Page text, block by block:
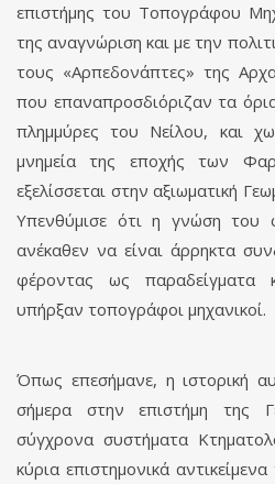
επιστήμης του Τοπογράφου
της αναγνώριση και με την
τους «Αρπεδονάπτες» της
που επαναπροσδιόριζαν τα
πλημμύρες του Νείλου, και
μνημεία της εποχής των
εξελίσσεται στην αξιωματική
Υπενθύμισε ότι η γνώση του
ανέκαθεν να είναι άρρηκτα
φέροντας ως παραδείγματα
υπήρξαν τοπογράφοι μηχανικοί.
Όπως επεσήμανε, η ιστορική
σήμερα στην επιστήμη της
σύγχρονα συστήματα
κύρια επιστημονικά